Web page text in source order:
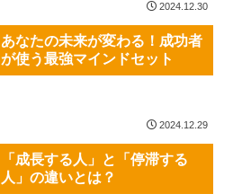
2024.12.30
あなたの未来が変わる！成功者
が使う最強マインドセット
2024.12.29
「成長する人」と「停滞する
人」の違いとは？